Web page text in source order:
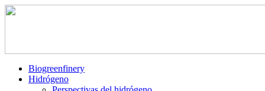
Biogreenfinery
Hidrógeno